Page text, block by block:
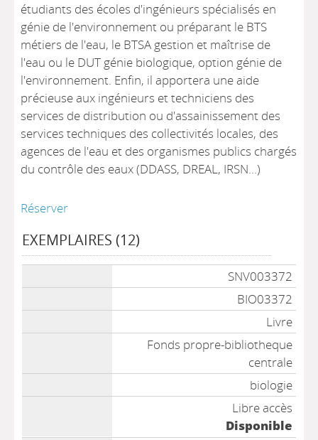
étudiants des écoles d'ingénieurs spécialisés en
génie de l'environnement ou préparant le BTS
métiers de l'eau, le BTSA gestion et maîtrise de
l'eau ou le DUT génie biologique, option génie de
l'environnement. Enfin, il apportera une aide
précieuse aux ingénieurs et techniciens des
services de distribution ou d'assainissement des
services techniques des collectivités locales, des
agences de l'eau et des organismes publics chargés
du contrôle des eaux (DDASS, DREAL, IRSN...)
Réserver
EXEMPLAIRES (12)
SNV003372
BIO03372
Livre
Fonds propre-bibliotheque
centrale
biologie
Libre accès
Disponible